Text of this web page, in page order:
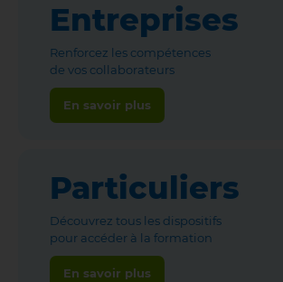
Entreprises
Renforcez les compétences
de vos collaborateurs
En savoir plus
Particuliers
Découvrez tous les dispositifs
pour accéder à la formation
En savoir plus